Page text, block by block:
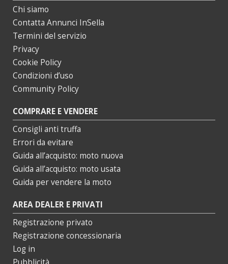
Chi siamo
Contatta Annunci InSella
Termini del servizio
Privacy
Cookie Policy
Condizioni d’uso
Community Policy
COMPRARE E VENDERE
Consigli anti truffa
Errori da evitare
Guida all’acquisto: moto nuova
Guida all’acquisto: moto usata
Guida per vendere la moto
AREA DEALER E PRIVATI
Registrazione privato
Registrazione concessionaria
Log in